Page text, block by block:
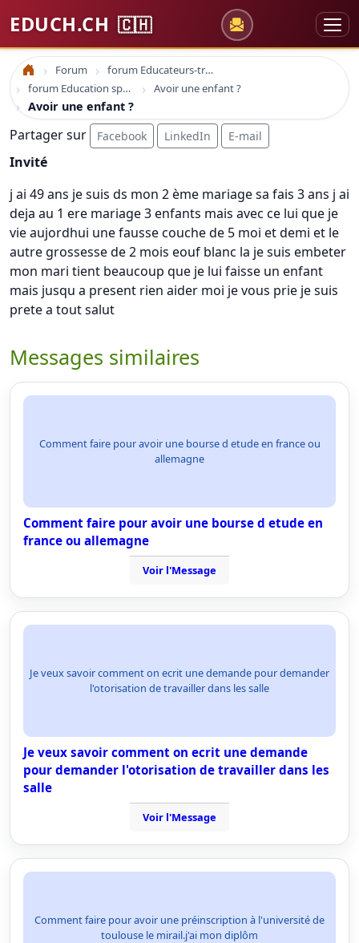
EDUCH.CH 🇨🇭
Accueil Forum
forum Educateurs-trices sociaux
forum Education spécialisée formation
Avoir une enfant ?
Avoir une enfant ?
Partager sur Facebook LinkedIn E-mail
Invité
j ai 49 ans je suis ds mon 2 ème mariage sa fais 3 ans j ai
deja au 1 ere mariage 3 enfants mais avec ce lui que je
vie aujordhui une fausse couche de 5 moi et demi et le
autre grossesse de 2 mois eouf blanc la je suis embeter
mon mari tient beaucoup que je lui faisse un enfant
mais jusqu a present rien aider moi je vous prie je suis
prete a tout salut
Messages similaires
Comment faire pour avoir une bourse d etude en france ou
allemagne
Comment faire pour avoir une bourse d etude en
france ou allemagne
Voir l'Message
Je veux savoir comment on ecrit une demande pour demander
l'otorisation de travailler dans les salle
Je veux savoir comment on ecrit une demande
pour demander l'otorisation de travailler dans les
salle
Voir l'Message
Comment faire pour avoir une préinscription à l'université de
toulouse le mirail.j'ai mon diplôm